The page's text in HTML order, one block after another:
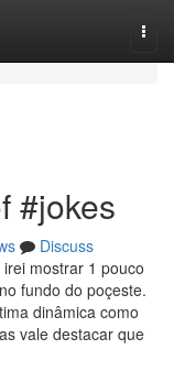
#jokes
Discuss
mostrar 1 pouco
fundo do poçeste.
dinâmica como
vale destacar que